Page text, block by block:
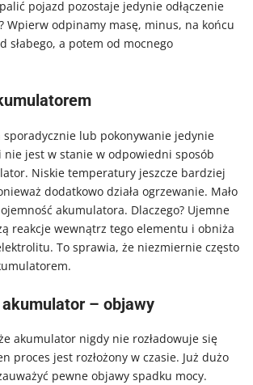
pojazd pozostaje jedynie odłączenie
Wpierw odpinamy masę, minus, na końcu
słabego, a potem od mocnego
sporadycznie lub pokonywanie jedynie
nie jest w stanie w odpowiedni sposób
Niskie temperatury jeszcze bardziej
dodatkowo działa ogrzewanie. Mało
akumulatora. Dlaczego? Ujemne
reakcje wewnątrz tego elementu i obniża
To sprawia, że niezmiernie często
akumulator – objawy
akumulator nigdy nie rozładowuje się
proces jest rozłożony w czasie. Już dużo
pewne objawy spadku mocy.